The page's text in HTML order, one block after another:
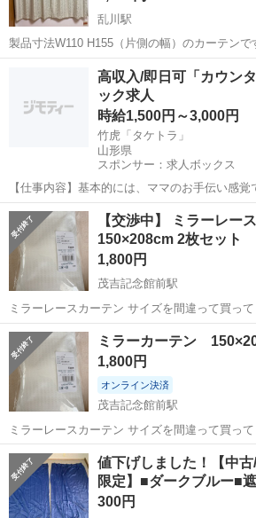
乱川駅
製品寸法W110 H155（片側の幅）のカーテン
でW220となります。1.5倍ひだ2つ山です。 レ
ます。 洗濯してお送りし
天童市 乱川駅 カーテン、ブラ
高収入/即日可「カウン
ック求人
時給1,500円～3,000円
竹虎「タケトラ」
山形県
スポンサー：求人ボックス
【仕事内容】基本的には、ママのお手伝い感
リンク作り ・お客様とのおしゃべり …など、
せん! 困った時は、ママが優しくフォローしま
や、盛り上げ上手な方は大歓迎 楽し...
アルバイト・パート
【交渉中】 ミラーレー
150×208cm 2枚セット
1,800円
茂吉記念館前駅
ミラーレースカーテン サイズを間違って買ってしまい
縦208cm 一枚は開封してあります カーテンフックもついてるのですぐ
使えます 他にも出品してるので良かったら覗いてみてくださいね 上山
市のみ...
山形 上山市 カー
カーテン
ミラーカーテン
1,800円
オンライン決済
茂吉記念館前駅
ミラーレースカーテン サイズを間違って買ってしまい
縦208cm 一枚は開封してあります カーテンフックもついてるのですぐ
使えます 他にも出品してるので良かったら覗いてみてくださいね 上山
市のみ...
山形 上山市 茂吉記念館前駅 カー
値下げしました！【中
限定】■ダークブルー■
300円